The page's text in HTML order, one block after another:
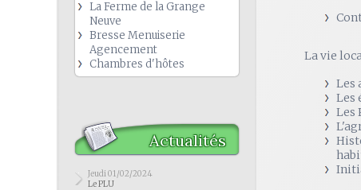
La Ferme de la Grange
Neuve
Bresse Menuiserie
Agencement
Chambres d'hôtes
Actualités
Jeudi 01/02/2024
Le PLU
La vie
Les
Les
Les